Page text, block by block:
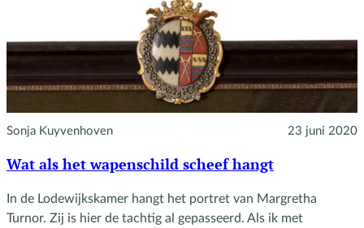
Sonja Kuyvenhoven 23 juni 2020
Wat als het wapenschild scheef hangt
In de Lodewijkskamer hangt het portret van Margretha
Turnor. Zij is hier de tachtig al gepasseerd. Als ik met